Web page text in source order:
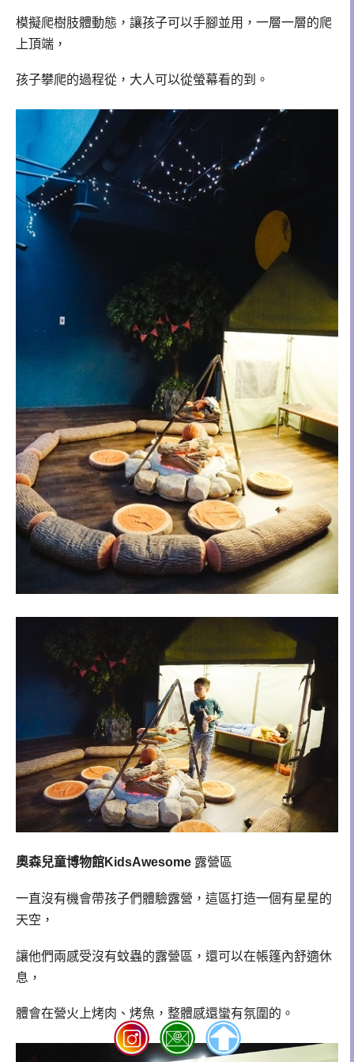
模擬爬樹肢體動態，讓孩子可以手腳並用，一層一層的爬
上頂端，
孩子攀爬的過程從，大人可以從螢幕看的到。
奧森兒童博物館KidsAwesome 露營區
一直沒有機會帶孩子們體驗露營，這區打造一個有星星的
天空，
讓他們兩感受沒有蚊蟲的露營區，還可以在帳篷內舒適休
息，
體會在營火上烤肉、烤魚，整體感還蠻有氛圍的。